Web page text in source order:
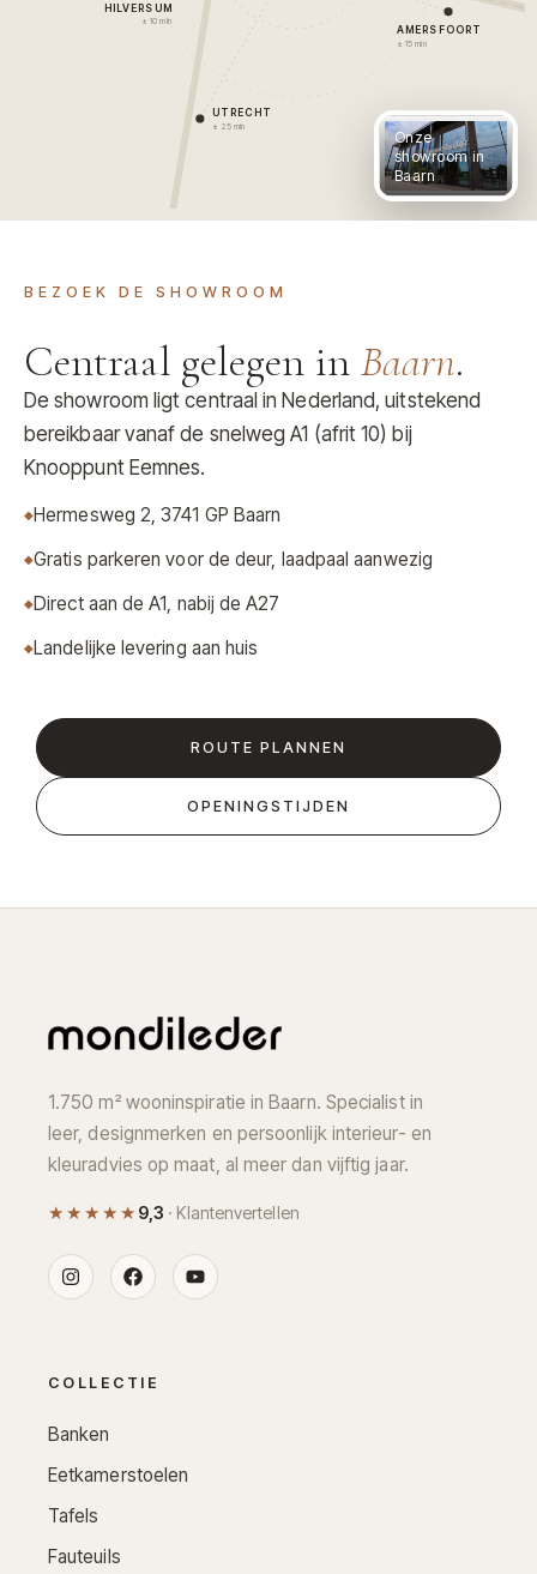
AMERSFOORT
± 15 min
HILVERSUM
± 10 min
UTRECHT
± 25 min
Onze
showroom in
Baarn
BEZOEK DE SHOWROOM
Centraal gelegen in Baarn.
De showroom ligt centraal in Nederland, uitstekend
bereikbaar vanaf de snelweg A1 (afrit 10) bij
Knooppunt Eemnes.
Hermesweg 2, 3741 GP Baarn
Gratis parkeren voor de deur, laadpaal aanwezig
Direct aan de A1, nabij de A27
Landelijke levering aan huis
ROUTE PLANNEN
OPENINGSTIJDEN
1.750 m² wooninspiratie in Baarn. Specialist in
leer, designmerken en persoonlijk interieur- en
kleuradvies op maat, al meer dan vijftig jaar.
★★★★★ 9,3 · Klantenvertellen
COLLECTIE
Banken
Eetkamerstoelen
Tafels
Fauteuils